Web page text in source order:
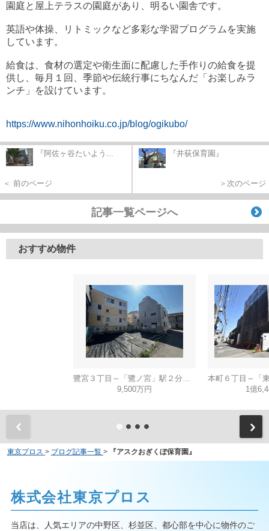
園庭と屋上テラスの園庭があり、明るい園舎です。
英語や体操、リトミックなど多彩な学習プログラムを実施
しています。
給食は、食材の選定や衛生面に配慮した手作りの給食を提
供し、毎月１回、季節や伝統行事にちなんだ「お楽しみラ
ンチ」を設けています。
https://www.nihonhoiku.co.jp/blog/ogikubo/
『阿佐ヶ谷たいよう...
＜ 前のページ
『井荻保育園』
＞次のページ
記事一覧ページへ
おすすめ物件
鷺宮３丁目～「鷺ノ宮」駅２分・建築条件無し売地～
9,500万円
1億
東京プロス > ブログ記事一覧 > 『アスクおぎくぼ保育園』
株式会社東京プロス
当店は、人気エリアの中野区、杉並区、都心部を中心に物件のご